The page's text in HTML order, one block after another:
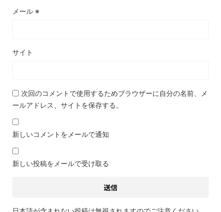
メール ※
サイト
次回のコメントで使用するためブラウザーに自分の名前、メ
ールアドレス、サイトを保存する。
新しいコメントをメールで通知
新しい投稿をメールで受け取る